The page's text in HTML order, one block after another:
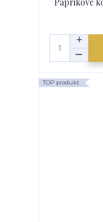
TOP produkt